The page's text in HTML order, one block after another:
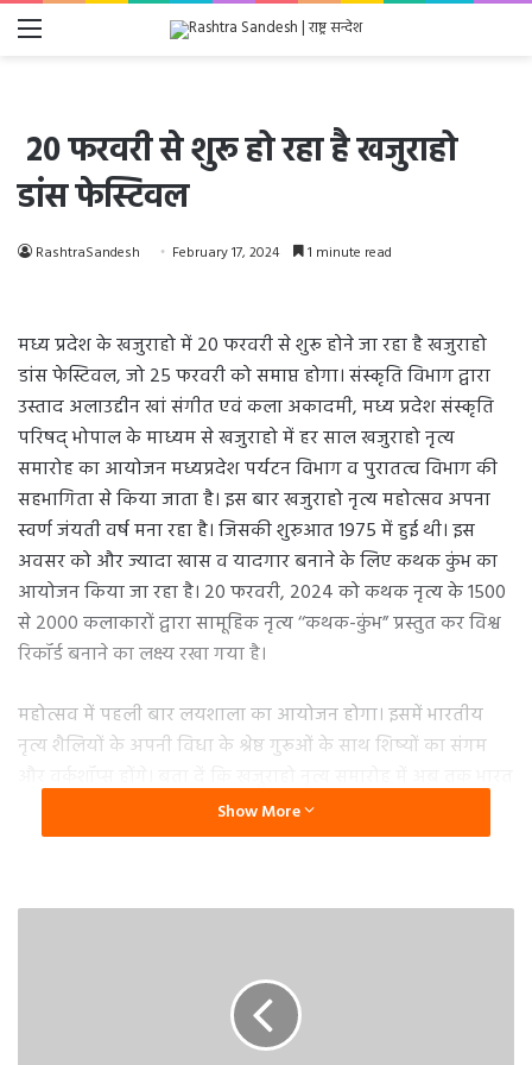
Menu
20 फरवरी से शुरू हो रहा है खजुराहो
डांस फेस्टिवल
RashtraSandesh February 17, 2024 1 minute read
मध्य प्रदेश के खजुराहो में 20 फरवरी से शुरू होने जा रहा है खजुराहो
डांस फेस्टिवल, जो 25 फरवरी को समाप्त होगा। संस्कृति विभाग द्वारा
उस्ताद अलाउद्दीन खां संगीत एवं कला अकादमी, मध्य प्रदेश संस्कृति
परिषद् भोपाल के माध्यम से खजुराहो में हर साल खजुराहो नृत्य
समारोह का आयोजन मध्यप्रदेश पर्यटन विभाग व पुरातत्व विभाग की
सहभागिता से किया जाता है। इस बार खजुराहो नृत्य महोत्सव अपना
स्वर्ण जंयती वर्ष मना रहा है। जिसकी शुरुआत 1975 में हुई थी। इस
अवसर को और ज्यादा खास व यादगार बनाने के लिए कथक कुंभ का
आयोजन किया जा रहा है। 20 फरवरी, 2024 को कथक नृत्य के 1500
से 2000 कलाकारों द्वारा सामूहिक नृत्य ‘‘कथक-कुंभ” प्रस्तुत कर विश्व
रिकॉर्ड बनाने का लक्ष्य रखा गया है।
महोत्सव में पहली बार लयशाला का आयोजन होगा। इसमें भारतीय
नृत्य शैलियों के अपनी विधा के श्रेष्ठ गुरूओं के साथ शिष्यों का संगम
की सभी प्रमुख शास्त्रीय नृत्य शैलियों जैसे भरतनाट्यम, ओडीसी, कथक,
मोहिनीअट्टम, कुचिपुड़ी, कथकली, यक्षगान, मणिपुरी आदि के युवा
खजुराहो डांस फेस्टिवल को देखने देश-विदेश से पर्यटक और कलाकार
Show More